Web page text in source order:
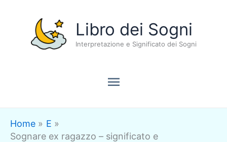
contenuto
Libro dei Sogni
Interpretazione e Significato dei Sogni
Menu
principale
Home
E
Sognare ex ragazzo – significato e